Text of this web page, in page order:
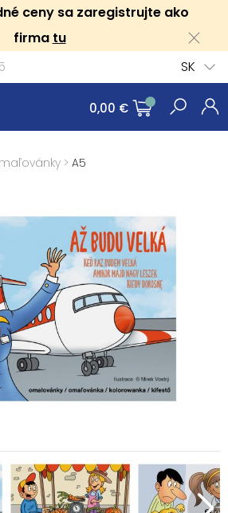
ceny sa zaregistrujte ako
firma tu
SK
0,00 €
> A5